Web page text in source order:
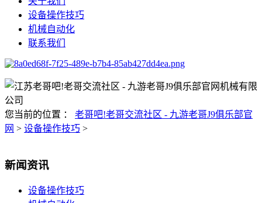
设备操作技巧
机械自动化
联系我们
您当前的位置 ： 老哥吧!老哥交流社区 - 九游老哥J9俱乐部官
网 > 设备操作技巧 >
新闻资讯
设备操作技巧